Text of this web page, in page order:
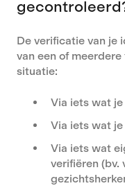
De verificatie van je
van een of
situatie:
Via iets wat
Via iets wat
Via iets wat
verifiëren (bv.